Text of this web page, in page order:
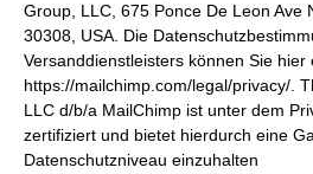
Group, LLC, 675 Ponce De Leon Ave
30308, USA. Die
Versanddienstleisters können Sie hier
https://mailchimp.com/legal/privacy/.
LLC d/b/a MailChimp ist unter dem
zertifiziert und bietet hierdurch eine
Datenschutzniveau einzuhalten